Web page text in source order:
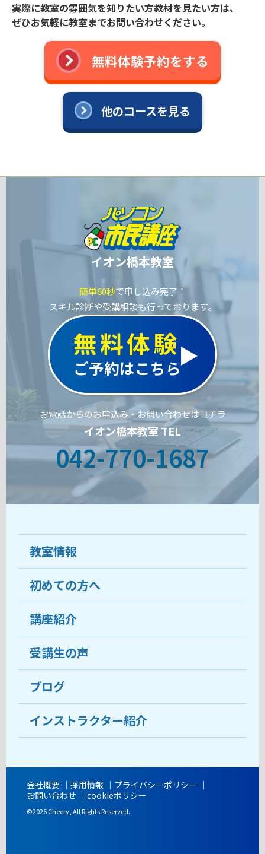
実際に教室の雰囲気を知りたい方教材を見たい方は、
ぜひお気軽に教室までお問い合わせください。
無料体験予約をする
他のコースを見る
イオン橋本教室
簡単60秒で申し込み完了！
スキル診断や受講相談も行っております。
無料体験
ご予約はこちら
お電話からのお申込み・お問い合わせはコチラ
イオン橋本教室 TEL
042-770-1687
教室情報
教室について
受講生の声
おすすめ・人気の講座
目的から講座を探す
教室ブログ
開講時間
初めての方へ
ココがおすすめ
料金
受講までの流れ
よくあるご質問
講座紹介
受講生の声
ブログ
インストラクター紹介
会社概要 採用情報
プライバシーポリシー
お問い合わせ
cookieポリシー
©2026 Cheery, All Rights Reserved.